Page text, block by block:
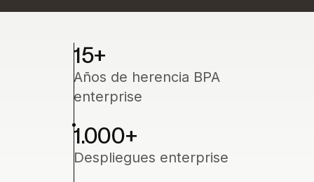
15+
Años de herencia BPA
enterprise
1.000+
Despliegues enterprise